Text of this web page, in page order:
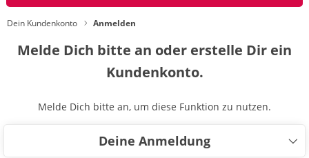
Dein Kundenkonto Anmelden
Melde Dich bitte an oder erstelle Dir ein
Kundenkonto.
Melde Dich bitte an, um diese Funktion zu nutzen.
Deine Anmeldung